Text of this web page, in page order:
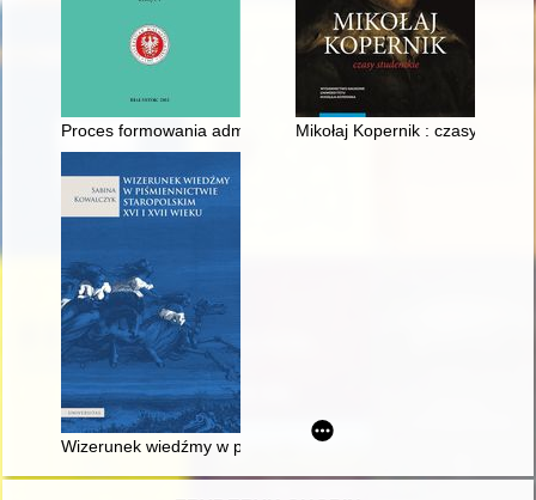
Proces formowania administracji skarbowej w województwie
Mikołaj Kopernik : czasy
Wizerunek wiedźmy w piśmiennictwie staropolskim XVI i XVII